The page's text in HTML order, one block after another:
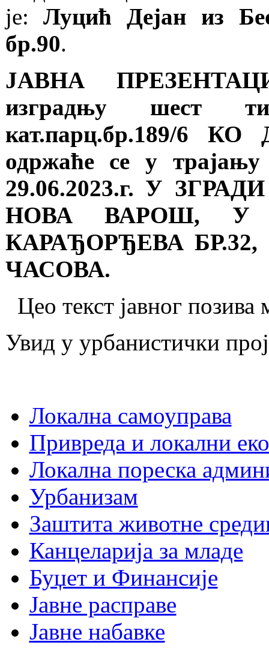
je:Луцић Дејан из
бр.90.
ЈАВНА
изградњу шест
кат.парц.бр.189/6
одржаће се у
29.06.2023.г. У
НОВА ВАРОШ, У
КАРАЂОРЂЕВА
ЧАСОВА.
Цео текст јавног
Увид у урбанистички
Локална самоуправа
Привреда и локални
Локална пореска
Урбанизам
Заштита животне
Канцеларија за младе
Буџет и Финансије
Јавне расправе
Јавне набавке